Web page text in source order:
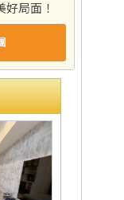
局面！